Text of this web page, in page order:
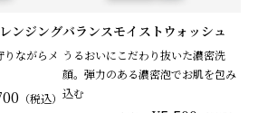
ンジング
ながらメ
（税込）
バランスモイストウォッシュ
うるおいにこだわり抜いた濃密洗
顔。弾力のある濃密泡でお肌を包み
込む